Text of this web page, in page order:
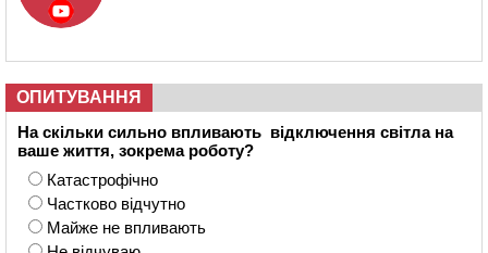
ОПИТУВАННЯ
На скільки сильно впливають відключення світла на
ваше життя, зокрема роботу?
Катастрофічно
Частково відчутно
Майже не впливають